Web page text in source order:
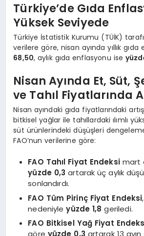
Türkiye’de Gıda
Yüksek Seviyede
Türkiye İstatistik Kurumu (TÜİK)
verilere göre, nisan ayında yıllık
68,50, aylık gıda enflasyonu ise
Nisan Ayında Et, Süt,
ve Tahıl Fiyatlarında
Nisan ayındaki gıda fiyatlarındaki
bitkisel yağlar ile tahıllardaki ılımlı
süt ürünlerindeki düşüşleri
FAO’nun verilerine göre:
FAO Tahıl Fiyat Endeksimart
yüzde 0,3 artarak üç aylık
sonlandırdı.
FAO Tüm Pirinç Fiyat Endeksi
nedeniyleyüzde 1,8 geriledi.
FAO Bitkisel Yağ Fiyat
göre yüzde 0,3 artarak 13